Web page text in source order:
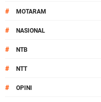
# MOTARAM
# NASIONAL
# NTB
# NTT
# OPINI